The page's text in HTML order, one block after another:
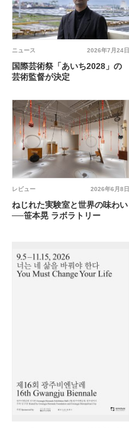
2026年7月24日
ニュース
国際芸術祭「あいち2028」の
芸術監督が決定
2026年6月8日
レビュー
ねじれた実験室と世界の味わい
──笹本晃 ラボラトリー